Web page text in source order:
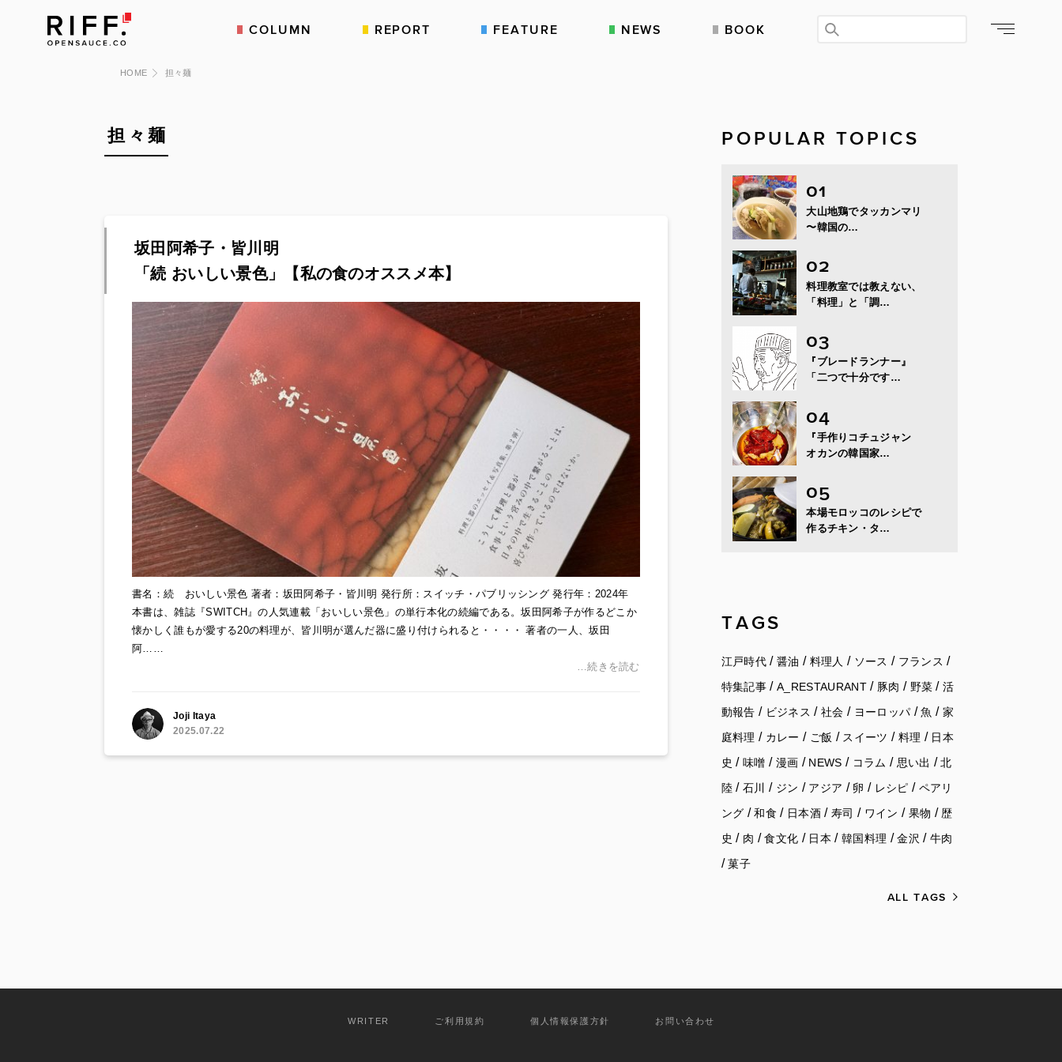
COLUMN REPORT FEATURE NEWS BOOK
HOME 担々麺
担々麺
坂田阿希子・皆川明
「続 おいしい景色」【私の食のオススメ本】
書名：続 おいしい景色 著者：坂田阿希子・皆川明 発行所：スイッチ・パブリッシング 発行年：2024年
本書は、雑誌『SWITCH』の人気連載「おいしい景色」の単行本化の続編である。坂田阿希子が作るどこか
懐かしく誰もが愛する20の料理が、皆川明が選んだ器に盛り付けられると・・・・ 著者の一人、坂田
阿……
…続きを読む
Joji Itaya
2025.07.22
POPULAR TOPICS
大山地鶏でタッカンマリ
〜韓国の…
料理教室では教えない、
「料理」と「調…
『ブレードランナー』
「二つで十分です…
『手作りコチュジャン
オカンの韓国家…
本場モロッコのレシピで
作るチキン・タ…
TAGS
江戸時代 /醤油 / 料理人 / ソース / フランス /
特集記事 /A_RESTAURANT/ 豚肉 / 野菜 /活
動報告 / ビジネス /社会 / ヨーロッパ /魚 / 家
庭料理 / カレー / ご飯 / スイーツ / 料理 / 日本
史 /味噌 / 漫画 / NEWS / コラム / 思い出 /北
陸 /石川 / ジン / アジア / 卵 / レシピ / ペアリ
ング /和食 / 日本酒 / 寿司 / ワイン / 果物 / 歴
史 / 肉 /食文化 / 日本 / 韓国料理 /金沢 / 牛肉
/菓子
ALL TAGS
WRITER ご利用規約 個人情報保護方針 お問い合わせ